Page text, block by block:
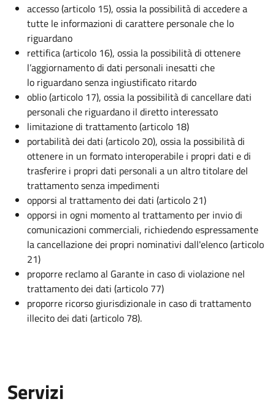
accesso (articolo 15), ossia la possibilità di accedere a
tutte le informazioni di carattere personale che lo
riguardano
rettifica (articolo 16), ossia la possibilità di ottenere
l’aggiornamento di dati personali inesatti che
lo riguardano senza ingiustificato ritardo
oblio (articolo 17), ossia la possibilità di cancellare dati
personali che riguardano il diretto interessato
limitazione di trattamento (articolo 18)
portabilità dei dati (articolo 20), ossia la possibilità di
ottenere in un formato interoperabile i propri dati e di
trasferire i propri dati personali a un altro titolare del
trattamento senza impedimenti
opporsi al trattamento dei dati (articolo 21)
opporsi in ogni momento al trattamento per invio di
comunicazioni commerciali, richiedendo espressamente
la cancellazione dei propri nominativi dall'elenco (articolo
21)
proporre reclamo al Garante in caso di violazione nel
trattamento dei dati (articolo 77)
proporre ricorso giurisdizionale in caso di trattamento
illecito dei dati (articolo 78).
Servizi